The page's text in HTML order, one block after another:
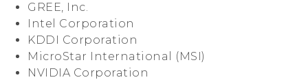
GREE, Inc.
Intel Corporation
KDDI Corporation
MicroStar International (MSI)
NVIDIA Corporation